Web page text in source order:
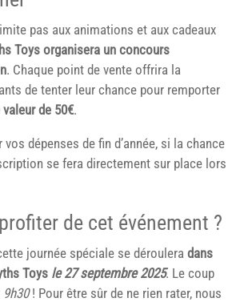
pas aux animations et aux cadeaux
Toys organisera un concours
. Chaque point de vente offrira la
de tenter leur chance pour remporter
valeur de 50€.
vos dépenses de fin d’année, si la chance
se fera directement sur place lors
de cet événement ?
journée spéciale se déroulera dans
Toys le 27 septembre 2025. Le coup
9h30! Pour être sûr de ne rien rater, nous